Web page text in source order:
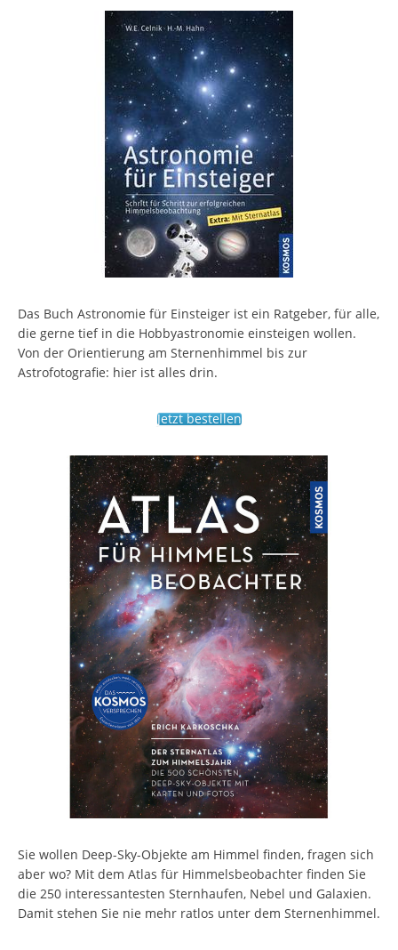
Das Buch Astronomie für Einsteiger ist ein Ratgeber, für alle,
die gerne tief in die Hobbyastronomie einsteigen wollen.
Von der Orientierung am Sternenhimmel bis zur
Astrofotografie: hier ist alles drin.
Jetzt bestellen
Sie wollen Deep-Sky-Objekte am Himmel finden, fragen sich
aber wo? Mit dem Atlas für Himmelsbeobachter finden Sie
die 250 interessantesten Sternhaufen, Nebel und Galaxien.
Damit stehen Sie nie mehr ratlos unter dem Sternenhimmel.